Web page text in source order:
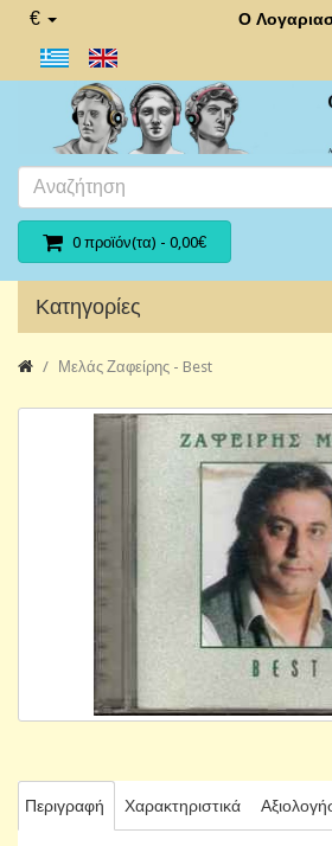
€ Ο
0 προϊόν(τα) - 0,00€
Κατηγορίες
Μελάς Ζαφείρης - Best
Περιγραφή Χαρακτηριστικά